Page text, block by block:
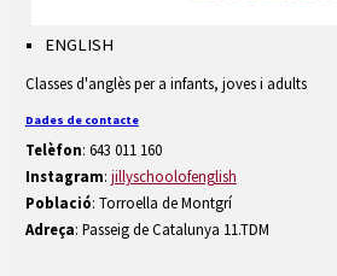
Diapositiva 1 de 1
ENGLISH
Classes d'anglès per a infants, joves i adults
Dades de contacte
Telèfon: 643 011 160
Instagram: jillyschoolofenglish
Població: Torroella de Montgrí
Adreça: Passeig de Catalunya 11.TDM